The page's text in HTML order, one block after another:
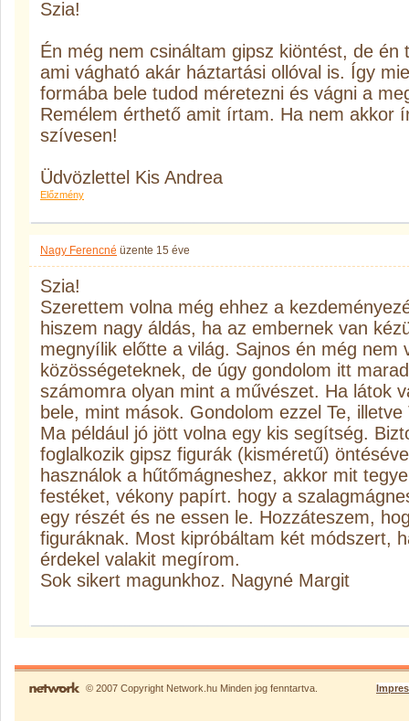
Szia!
Én még nem csináltam gipsz kiöntést, de én
ami vágható akár háztartási ollóval is. Így
formába bele tudod méretezni és vágni a
Remélem érthető amit írtam. Ha nem akkor
szívesen!
Üdvözlettel Kis Andrea
Előzmény
Nagy Ferencné üzente 15 éve
Szia!
Szerettem volna még ehhez a
hiszem nagy áldás, ha az embernek van
megnyílik előtte a világ. Sajnos én még nem
közösségeteknek, de úgy gondolom itt
számomra olyan mint a művészet. Ha látok
bele, mint mások. Gondolom ezzel Te,
Ma például jó jött volna egy kis segítség.
foglalkozik gipsz figurák (kisméretű)
használok a hűtőmágneshez, akkor mit
festéket, vékony papírt. hogy a
egy részét és ne essen le. Hozzáteszem,
figuráknak. Most kipróbáltam két módszert,
érdekel valakit megírom.
Sok sikert magunkhoz. Nagyné Margit
© 2007 Copyright Network.hu Minden jog fenntartva.